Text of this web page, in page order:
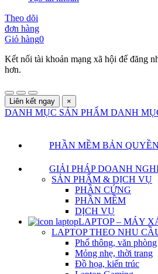
Theo dõi
đơn hàng
Giỏ hàng0
Kết nối tài khoản mạng xã hội để đăng
hơn.
Liên kết ngay ×
DANH MỤC SẢN PHẨM DANH
PHẦN MỀM BẢN QUYỀN
GIẢI PHÁP DOANH
SẢN PHẨM & DỊCH VỤ
PHẦN CỨNG
PHẦN MỀM
DỊCH VỤ
LAPTOP – MÁY
LAPTOP THEO NHU
Phổ thông, văn phòng
Mỏng nhẹ, thời trang
Đồ họa, kiến trúc